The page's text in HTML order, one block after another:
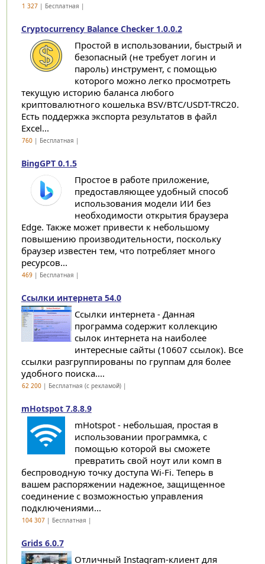
1 327| Бесплатная |
Cryptocurrency Balance Checker 1.0.0.2
Простой в использовании, быстрый и
безопасный (не требует логин и
пароль) инструмент, с помощью
которого можно легко просмотреть
текущую историю баланса любого
криптовалютного кошелька BSV/BTC/USDT-TRC20.
Есть поддержка экспорта результатов в файл
Excel...
760| Бесплатная |
BingGPT 0.1.5
Простое в работе приложение,
предоставляющее удобный способ
использования модели ИИ без
необходимости открытия браузера
Edge. Также может привести к небольшому
повышению производительности, поскольку
браузер известен тем, что потребляет много
ресурсов...
469| Бесплатная |
Ссылки интернета 54.0
Ссылки интернета - Данная
программа содержит коллекцию
сылок интернета на наиболее
интересные сайты (10607 ссылок). Все
ссылки разгруппированы по группам для более
удобного поиска....
62 200| Бесплатная (с рекламой) |
mHotspot 7.8.8.9
mHotspot - небольшая, простая в
использовании программка, с
помощью которой вы сможете
превратить свой ноут или комп в
беспроводную точку доступа Wi-Fi. Теперь в
вашем распоряжении надежное, защищенное
соединение с возможностью управления
подключениями...
104 307| Бесплатная |
Grids 6.0.7
Отличный Instagram-клиент для